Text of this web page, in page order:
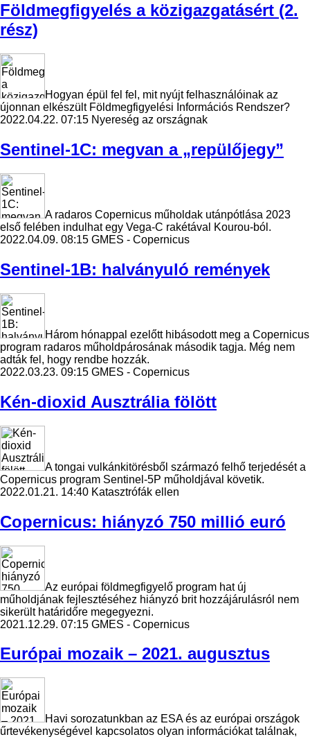
Földmegfigyelés a közigazgatásért (2.
rész)
Hogyan épül fel fel, mit nyújt felhasználóinak az
újonnan elkészült Földmegfigyelési Információs Rendszer?
2022.04.22. 07:15 Nyereség az országnak
Sentinel-1C: megvan a „repülőjegy”
A radaros Copernicus műholdak utánpótlása 2023
első felében indulhat egy Vega-C rakétával Kourou-ból.
2022.04.09. 08:15 GMES - Copernicus
Sentinel-1B: halványuló remények
Három hónappal ezelőtt hibásodott meg a Copernicus
program radaros műholdpárosának második tagja. Még nem
adták fel, hogy rendbe hozzák.
2022.03.23. 09:15 GMES - Copernicus
Kén-dioxid Ausztrália fölött
A tongai vulkánkitörésből származó felhő terjedését a
Copernicus program Sentinel-5P műholdjával követik.
2022.01.21. 14:40 Katasztrófák ellen
Copernicus: hiányzó 750 millió euró
Az európai földmegfigyelő program hat új
műholdjának fejlesztéséhez hiányzó brit hozzájárulásról nem
sikerült határidőre megegyezni.
2021.12.29. 07:15 GMES - Copernicus
Európai mozaik – 2021. augusztus
Havi sorozatunkban az ESA és az európai országok
űrtevékenységével kapcsolatos olyan információkat találnak,